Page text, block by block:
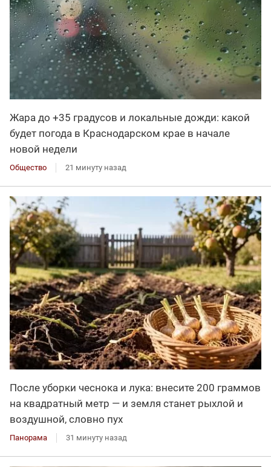
Жара до +35 градусов и локальные дожди: какой
будет погода в Краснодарском крае в начале
новой недели
Общество 21 минуту назад
После уборки чеснока и лука: внесите 200 граммов
на квадратный метр — и земля станет рыхлой и
воздушной, словно пух
Панорама 31 минуту назад